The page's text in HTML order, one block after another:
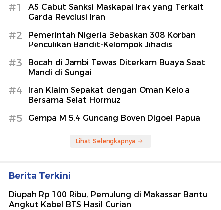
#1
AS Cabut Sanksi Maskapai Irak yang Terkait
Garda Revolusi Iran
#2
Pemerintah Nigeria Bebaskan 308 Korban
Penculikan Bandit-Kelompok Jihadis
#3
Bocah di Jambi Tewas Diterkam Buaya Saat
Mandi di Sungai
#4
Iran Klaim Sepakat dengan Oman Kelola
Bersama Selat Hormuz
#5 Gempa M 5,4 Guncang Boven Digoel Papua
Lihat Selengkapnya
Berita Terkini
Diupah Rp 100 Ribu, Pemulung di Makassar Bantu
Angkut Kabel BTS Hasil Curian